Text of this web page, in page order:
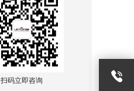
扫码立即咨询